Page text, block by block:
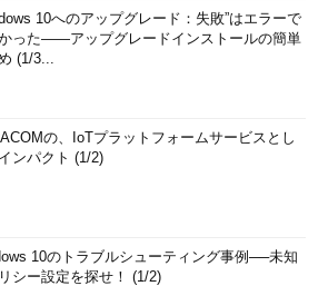
署名を付加する際の手順を具体的に見て
送信したい情報（平文）のハッ
る
る（これが電子署名となる）
電子署名のペアを相手に送る
10へのアップグレード：失敗”はエラーで
った――アップグレードインストールの簡単
(1/3...
の、IoTプラットフォームサービスとし
ンパクト (1/2)
10のトラブルシューティング事例──未知
シー設定を探せ！ (1/2)